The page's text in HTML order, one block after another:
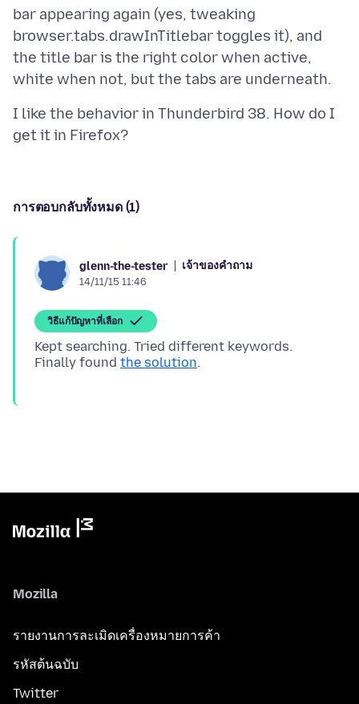
bar appearing again (yes, tweaking
browser.tabs.drawInTitlebar toggles it), and
the title bar is the right color when active,
I like the behavior in Thunderbird 38. How do I
การตอบกลับทั้งหมด (1)
glenn-the-tester เจ้าของคำถาม
14/11/15 11:46
วิธีแก้ปัญหาที่เลือก
Kept searching. Tried different keywords.
Finally found the solution
Mozilla
รายงานการละเมิดเครื่องหมายการค้า
รหัสต้นฉบับ
Twitter